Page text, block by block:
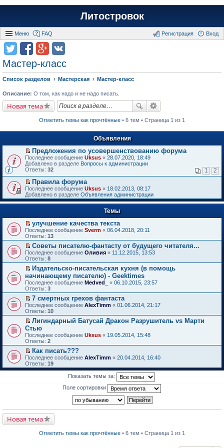
Литостровок
Меню FAQ Вход
Регистрация
Мастер-класс
Список разделов Мастерская Мастер-класс
Описание: О том, как надо и не надо писать.
Новая тема
Отметить темы как прочтённые • 6 тем • Страница 1 из 1
Объявления
П
е
р
й
т
и
к
п
в
о
м
у
н
е
п
р
о
ч
и
т
а
н
н
о
м
у
с
о
о
б
щ
е
н
и
Предложения по усовершенствованию форума
Последнее сообщение Uksus « 28.07.2020, 18:49
Добавлено в разделе Вопросы к администрации
Ответы: 32 1 2
П
е
р
е
т
и
к
п
е
р
в
о
м
у
н
е
п
р
о
ч
и
т
а
н
н
о
м
у
с
о
ю
Правила форума
Последнее сообщение Uksus « 18.02.2013, 08:17
Добавлено в разделе Объявления администрации
Темы
П
е
р
е
й
т
и
к
п
е
р
в
о
м
у
н
е
п
р
о
ч
и
т
а
н
о
о
б
щ
улучшение качества текста
Последнее сообщение Sverm « 06.04.2018, 20:11
Ответы: 13
П
е
р
е
й
т
и
к
п
е
р
в
о
м
у
н
е
п
р
о
ч
м
у
с
Советы писателю-фантасту от будущего читателя...
Последнее сообщение Оливия « 11.12.2015, 13:53
Ответы: 8
П
е
р
е
й
т
и
к
п
е
р
в
о
м
у
н
е
а
н
н
Издательско-писательская кухня (в помощь
начинающему писателю) - Geektimes
Последнее сообщение Medved_ « 06.10.2015, 23:57
Ответы: 3
П
е
р
е
й
т
и
к
п
е
р
в
р
о
ч
7 смертных грехов фантаста
Последнее сообщение AlexTimm « 01.06.2014, 21:17
Ответы: 10
П
е
р
е
й
т
и
к
у
е
Лигиндарный Батусай Дракон Разрушитель vs Марти
Стью
Последнее сообщение Uksus « 19.05.2014, 15:48
Ответы: 2
П
е
р
е
в
Как писать???
Последнее сообщение AlexTimm « 20.04.2014, 16:40
Ответы: 19
Показать темы за:
Поле сортировки
Новая тема
Отметить темы как прочтённые • 6 тем • Страница 1 из 1